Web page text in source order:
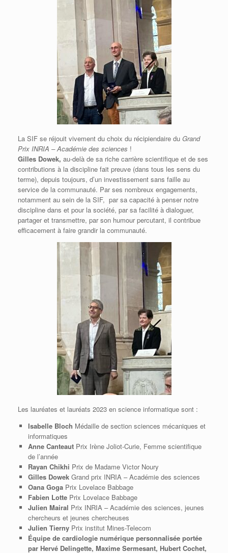
La SIF se réjouit vivement du choix du récipiendaire du Grand
Prix INRIA – Académie des sciences !
Gilles Dowek, au-delà de sa riche carrière scientifique et de ses
contributions à la discipline fait preuve (dans tous les sens du
terme), depuis toujours, d’un investissement sans faille au
service de la communauté. Par ses nombreux engagements,
notamment au sein de la SIF, par sa capacité à penser notre
discipline dans et pour la société, par sa facilité à dialoguer,
partager et transmettre, par son humour percutant, il contribue
efficacement à faire grandir la communauté.
Les lauréates et lauréats 2023 en science informatique sont :
Isabelle Bloch Médaille de section sciences mécaniques et
informatiques
Anne CanteautPrix Irène Joliot-Curie, Femme scientifique
de l’année
Rayan Chikhi Prix de Madame Victor Noury
Gilles Dowek Grand prix INRIA – Académie des sciences
Oana Goga Prix Lovelace Babbage
Fabien Lotte Prix Lovelace Babbage
Julien Mairal Prix INRIA – Académie des sciences, jeunes
chercheurs et jeunes chercheuses
Julien TiernyPrix institut Mines-Telecom
Équipe de cardiologie numérique personnalisée portée
par Hervé Delingette, Maxime Sermesant, Hubert Cochet,